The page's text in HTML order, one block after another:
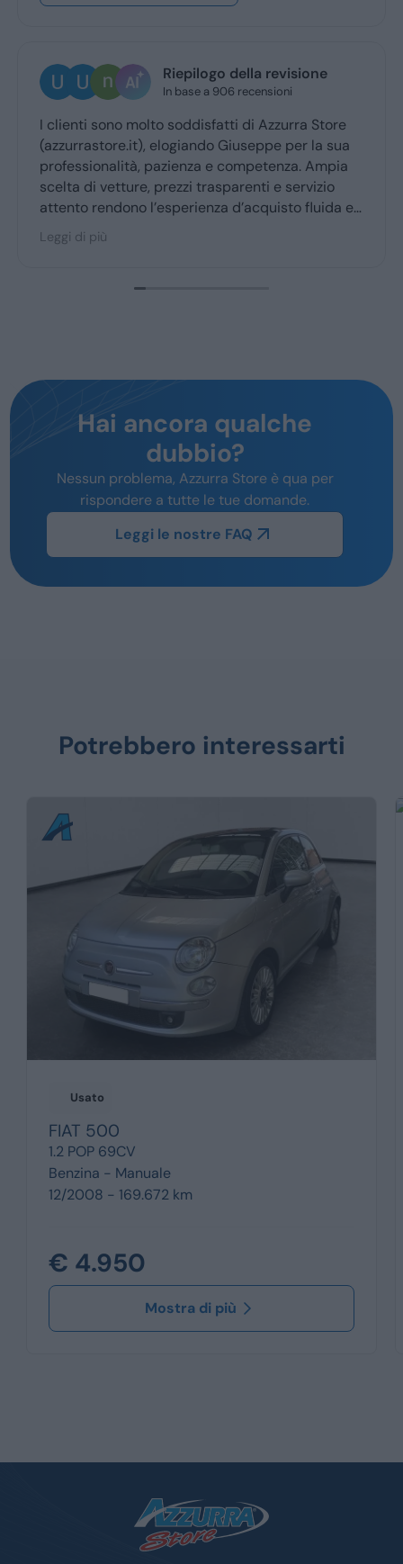
Riepilogo della revisione
In base a 906 recensioni
soddisfatti di Azzurra Store
Giuseppe per la sua
e competenza. Ampia
trasparenti e servizio
d’acquisto fluida e
parte degli utenti.
Ugo Brescia
Ottima esperienza
Giuseppe mi ha
ritiro a quello della
Hai ancora qualche
dubbio?
Nessun problema, Azzurra Store è qua per
rispondere a tutte le tue domande.
Leggi le nostre FAQ
Potrebbero interessarti
Usato
FIAT 500
1.2 POP 69CV
Benzina - Manuale
12/2008 - 169.672 km
€ 4.950
Mostra di più